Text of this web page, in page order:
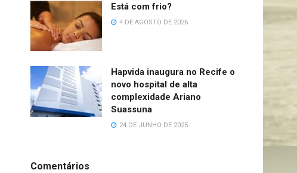
Está com frio?
4 DE AGOSTO DE 2026
Hapvida inaugura no Recife o
novo hospital de alta
complexidade Ariano
Suassuna
24 DE JUNHO DE 2025
Comentários